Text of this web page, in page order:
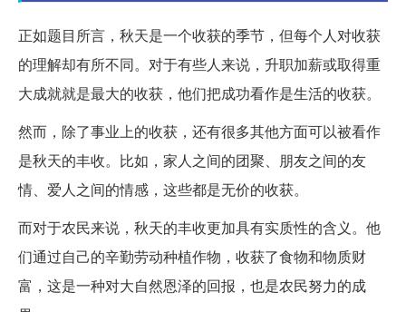
正如题目所言，秋天是一个收获的季节，但每个人对收获
的理解却有所不同。对于有些人来说，升职加薪或取得重
大成就就是最大的收获，他们把成功看作是生活的收获。
然而，除了事业上的收获，还有很多其他方面可以被看作
是秋天的丰收。比如，家人之间的团聚、朋友之间的友
情、爱人之间的情感，这些都是无价的收获。
而对于农民来说，秋天的丰收更加具有实质性的含义。他
们通过自己的辛勤劳动种植作物，收获了食物和物质财
富，这是一种对大自然恩泽的回报，也是农民努力的成